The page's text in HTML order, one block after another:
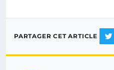
PARTAGER CET ARTICLE